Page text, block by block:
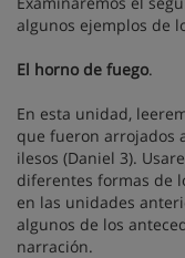
algunos ejemplos de
El horno de fuego.
En esta unidad,
que fueron arrojados
ilesos (Daniel 3).
diferentes formas de
en las unidades
algunos de los
narración.